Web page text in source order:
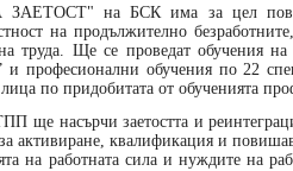
на БСК има за цел
на продължително
труда. Ще се проведат обучения
и професионални обучения по 22
по придобитата от обученията
насърчи заетостта и
активиране, квалификация и
на работната сила и нуждите на